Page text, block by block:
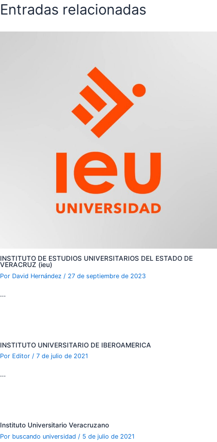
Entradas relacionadas
INSTITUTO DE ESTUDIOS UNIVERSITARIOS DEL ESTADO DE
VERACRUZ (ieu)
Por David Hernández / 27 de septiembre de 2023
…
INSTITUTO UNIVERSITARIO DE IBEROAMERICA
Por Editor / 7 de julio de 2021
…
Instituto Universitario Veracruzano
Por buscando universidad / 5 de julio de 2021